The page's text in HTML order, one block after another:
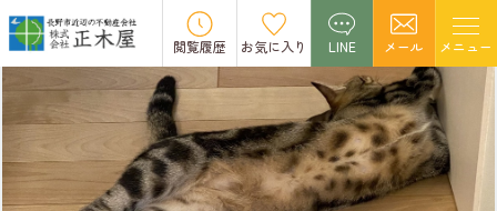
閲覧履歴 お気に入り LINE メール メニュー